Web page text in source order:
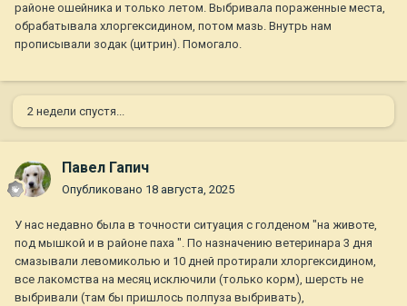
районе ошейника и только летом. Выбривала пораженные места,
обрабатывала хлоргексидином, потом мазь. Внутрь нам
прописывали зодак (цитрин). Помогало.
2 недели спустя...
Павел Гапич
Опубликовано 18 августа, 2025
У нас недавно была в точности ситуация с голденом "на животе,
под мышкой и в районе паха ". По назначению ветеринара 3 дня
смазывали левомиколью и 10 дней протирали хлоргексидином,
все лакомства на месяц исключили (только корм), шерсть не
выбривали (там бы пришлось полпуза выбривать),